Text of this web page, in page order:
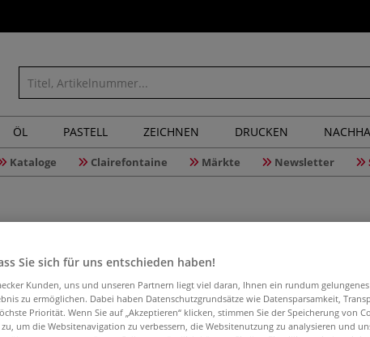
ÖL PASTELL ZEICHNEN DRUCKEN
Kataloge Clairefontaine Märkte Newsletter
MABEF
Sie sich für uns entschieden haben!
Kunden, uns und unseren Partnern liegt viel daran, Ihnen ein rundum gelungenes
zu ermöglichen. Dabei haben Datenschutzgrundsätze wie Datensparsamkeit,
Priorität. Wenn Sie auf „Akzeptieren“ klicken, stimmen Sie der Speicherung von
zu, um die Websitenavigation zu verbessern, die Websitenutzung zu analysieren und